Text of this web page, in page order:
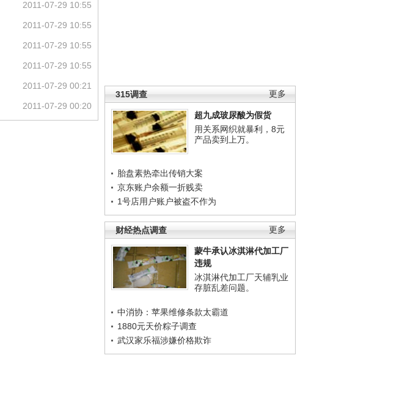
更多
315调查
超九成玻尿酸为假货
用关系网织就暴利，8元
产品卖到上万。
胎盘素热牵出传销大案
京东账户余额一折贱卖
1号店用户账户被盗不作为
更多
财经热点调查
蒙牛承认冰淇淋代加工厂
违规
冰淇淋代加工厂天辅乳业
存脏乱差问题。
中消协：苹果维修条款太霸道
1880元天价粽子调查
武汉家乐福涉嫌价格欺诈
2011-07-29 10:55
2011-07-29 10:55
2011-07-29 10:55
2011-07-29 10:55
2011-07-29 00:21
2011-07-29 00:20